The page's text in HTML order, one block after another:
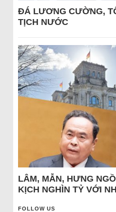
ĐÁ LƯƠNG CƯỜNG,
TỊCH NƯỚC
LÂM, MẪN, HƯNG
KỊCH NGHÌN TỶ VỚI
FOLLOW US